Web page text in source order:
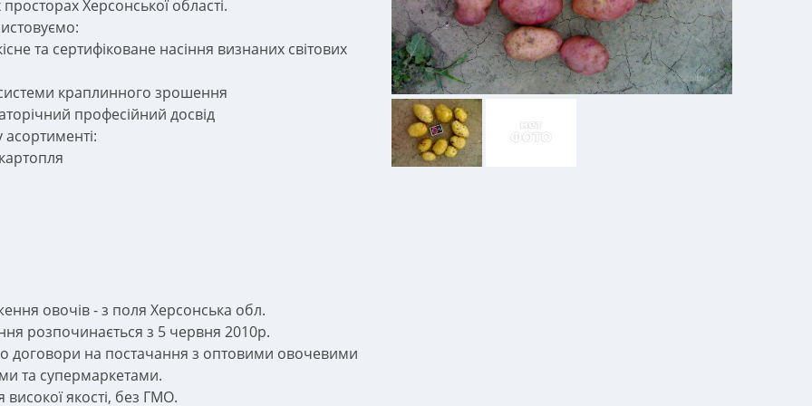
Херсонської області.
та сертифіковане насіння визнаних світових
краплинного зрошення
професійний досвід
овочів - з поля Херсонська обл.
розпочинається з 5 червня 2010р.
договори на постачання з оптовими овочевими
та супермаркетами.
високої якості, без ГМО.